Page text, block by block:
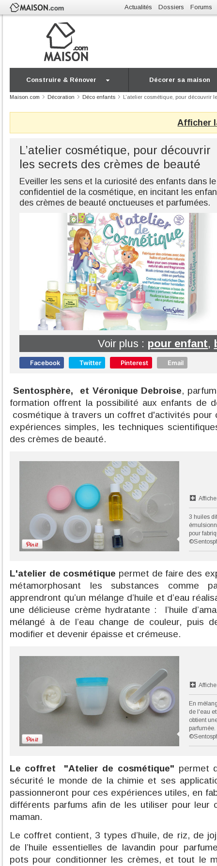
Actualités Dossiers Forums
Construire & Rénover Décorer sa maison
Maison.com Décoration Déco enfants L’atelier cosmétique, pour découvrir
Afficher
L’atelier cosmétique, pour découvrir
les secrets des crèmes de beauté
Eveiller les sens et la curiosité des enfants dans
confidentiel de la cosmétique, en incitant les
des crèmes de beauté onctueuses et parfumées.
Voir plus : pour enfant,
Facebook Twitter Pinterest Email
Sentosphère, et Véronique Debroise,
formation offrent la possibilité aux enfants de
cosmétique à travers un coffret d'activités pour
expériences simples, les techniques
des crèmes de beauté.
3 huiles
pour
L'atelier de cosmétique permet de faire des
métamorphosant les substances comme
apprendront qu’un mélange d’huile et d’eau
une délicieuse crème hydratante :
l’huile
mélangé à de l’eau change de couleur, puis
modifier et devenir épaisse et crémeuse.
En
de l'eau
obtient
parfumée.
Le coffret "Atelier de cosmétique" permet
sécurité le monde de la chimie et ses
passionneront pour ces expériences utiles, en
différents parfums afin de les utiliser pour leur
maman.
Le coffret contient, 3 types d’huile, de riz, de
de l’huile essentielles de lavandin pour
pots pour conditionner les crèmes, et tout le